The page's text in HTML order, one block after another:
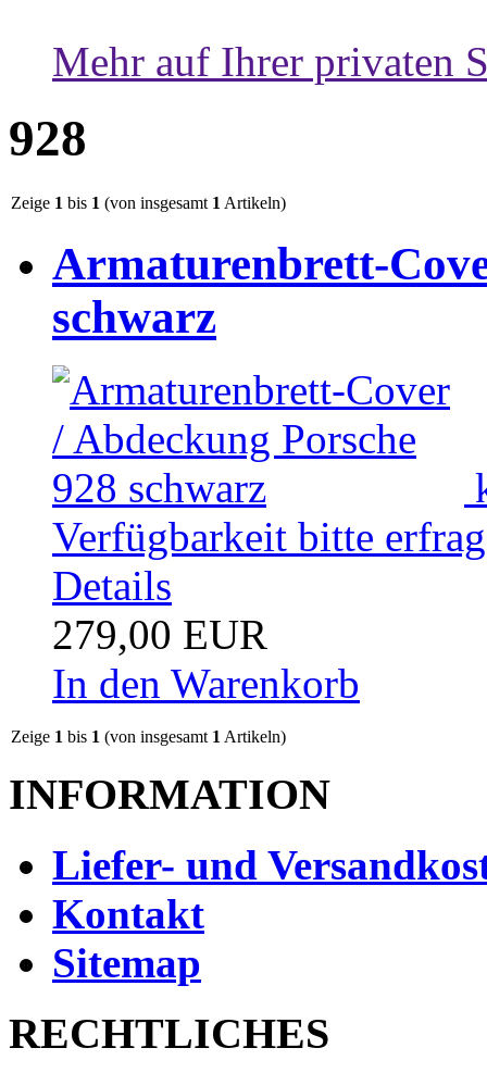
Mehr auf Ihrer privaten
928
Zeige 1 bis 1 (von insgesamt 1 Artikeln)
Armaturenbrett-
schwarz
Verfügbarkeit bitte
Details
279,00 EUR
In den Warenkorb
Zeige 1 bis 1 (von insgesamt 1 Artikeln)
INFORMATION
Liefer- und
Kontakt
Sitemap
RECHTLICHES